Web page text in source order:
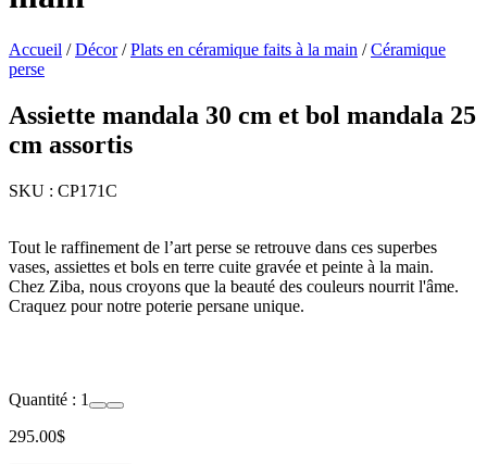
Accueil /Décor/Plats en céramique faits à la main /Céramique
perse
Assiette mandala 30 cm et bol mandala 25
cm assortis
SKU : CP171C
Tout le raffinement de l’art perse se retrouve dans ces superbes
vases, assiettes et bols en terre cuite gravée et peinte à la main.
Chez Ziba, nous croyons que la beauté des couleurs nourrit l'âme.
Craquez pour notre poterie persane unique.
Quantité : 1
295.00$